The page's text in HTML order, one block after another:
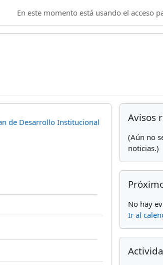
En este momento está usando el acceso
de Desarrollo Institucional
Salta Avisos
Avisos
(Aún no
noticias.)
Salta
No hay
Ir al
Salta